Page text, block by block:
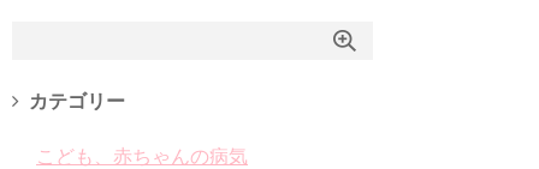
カテゴリー
こども、赤ちゃんの病気